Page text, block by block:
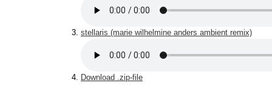
stellaris (marie wilhelmine anders ambient remix)
Download .zip-file